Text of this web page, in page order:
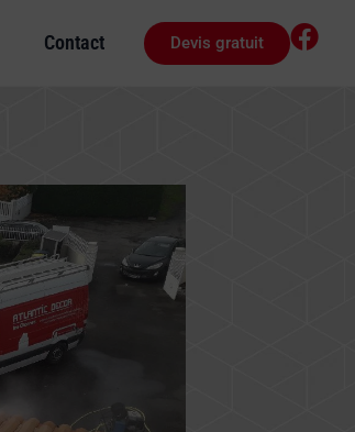
Contact Devis gratuit